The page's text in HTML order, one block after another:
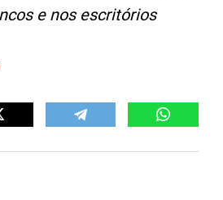
e nos escritórios